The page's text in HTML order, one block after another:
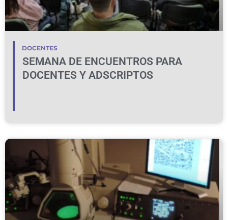
DOCENTES
SEMANA DE ENCUENTROS PARA
DOCENTES Y ADSCRIPTOS